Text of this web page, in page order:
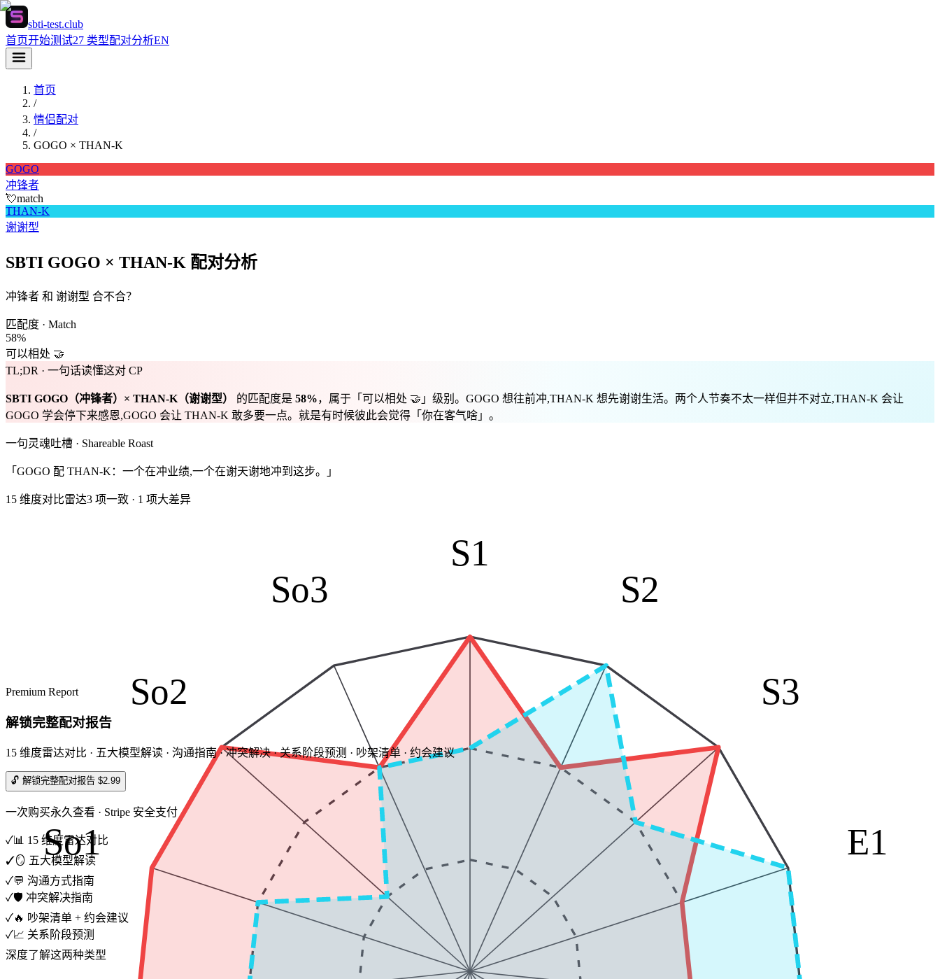
sbti-test.club
首页开始测试27 类型配对分析EN
首页
/
情侣配对
/
GOGO × THAN-K
GOGO
冲锋者
💘match
THAN-K
谢谢型
SBTI GOGO × THAN-K 配对分析
冲锋者 和 谢谢型 合不合？
匹配度 · Match
58%
可以相处 🤝
TL;DR · 一句话读懂这对 CP
SBTI GOGO （冲锋者）× THAN-K （谢谢型） 的匹配度是 58%，属于「 可以相处 🤝 」级别。 GOGO 想往前冲,THAN-K 想先谢谢生活。两个人节奏不太一样但并不对立,THAN-K 会让
GOGO 学会停下来感恩,GOGO 会让 THAN-K 敢多要一点。就是有时候彼此会觉得「你在客气啥」。
一句灵魂吐槽 · Shareable Roast
「GOGO 配 THAN-K：一个在冲业绩,一个在谢天谢地冲到这步。」
15 维度对比雷达3 项一致 · 1 项大差异
S1
S2
S3
E1
So1
So2
So3
Premium Report
解锁完整配对报告
15 维度雷达对比 · 五大模型解读 · 沟通指南 · 冲突解决 · 关系阶段预测 · 吵架清单 · 约会建议
🔓 解锁完整配对报告 $2.99
一次购买永久查看 · Stripe 安全支付
✓📊 15 维度雷达对比
✓🪞 五大模型解读
✓💬 沟通方式指南
✓🛡️ 冲突解决指南
✓🔥 吵架清单 + 约会建议
✓📈 关系阶段预测
深度了解这两种类型